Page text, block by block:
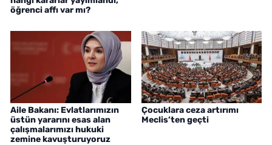
öğrenci affı var mı?
Aile Bakanı: Evlatlarımızın
üstün yararını esas alan
çalışmalarımızı hukuki
zemine kavuşturuyoruz
Çocuklara ceza artırımı
Meclis’ten geçti